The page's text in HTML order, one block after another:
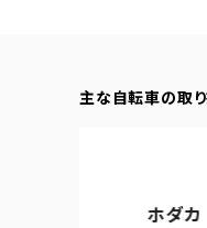
主な自転車の取